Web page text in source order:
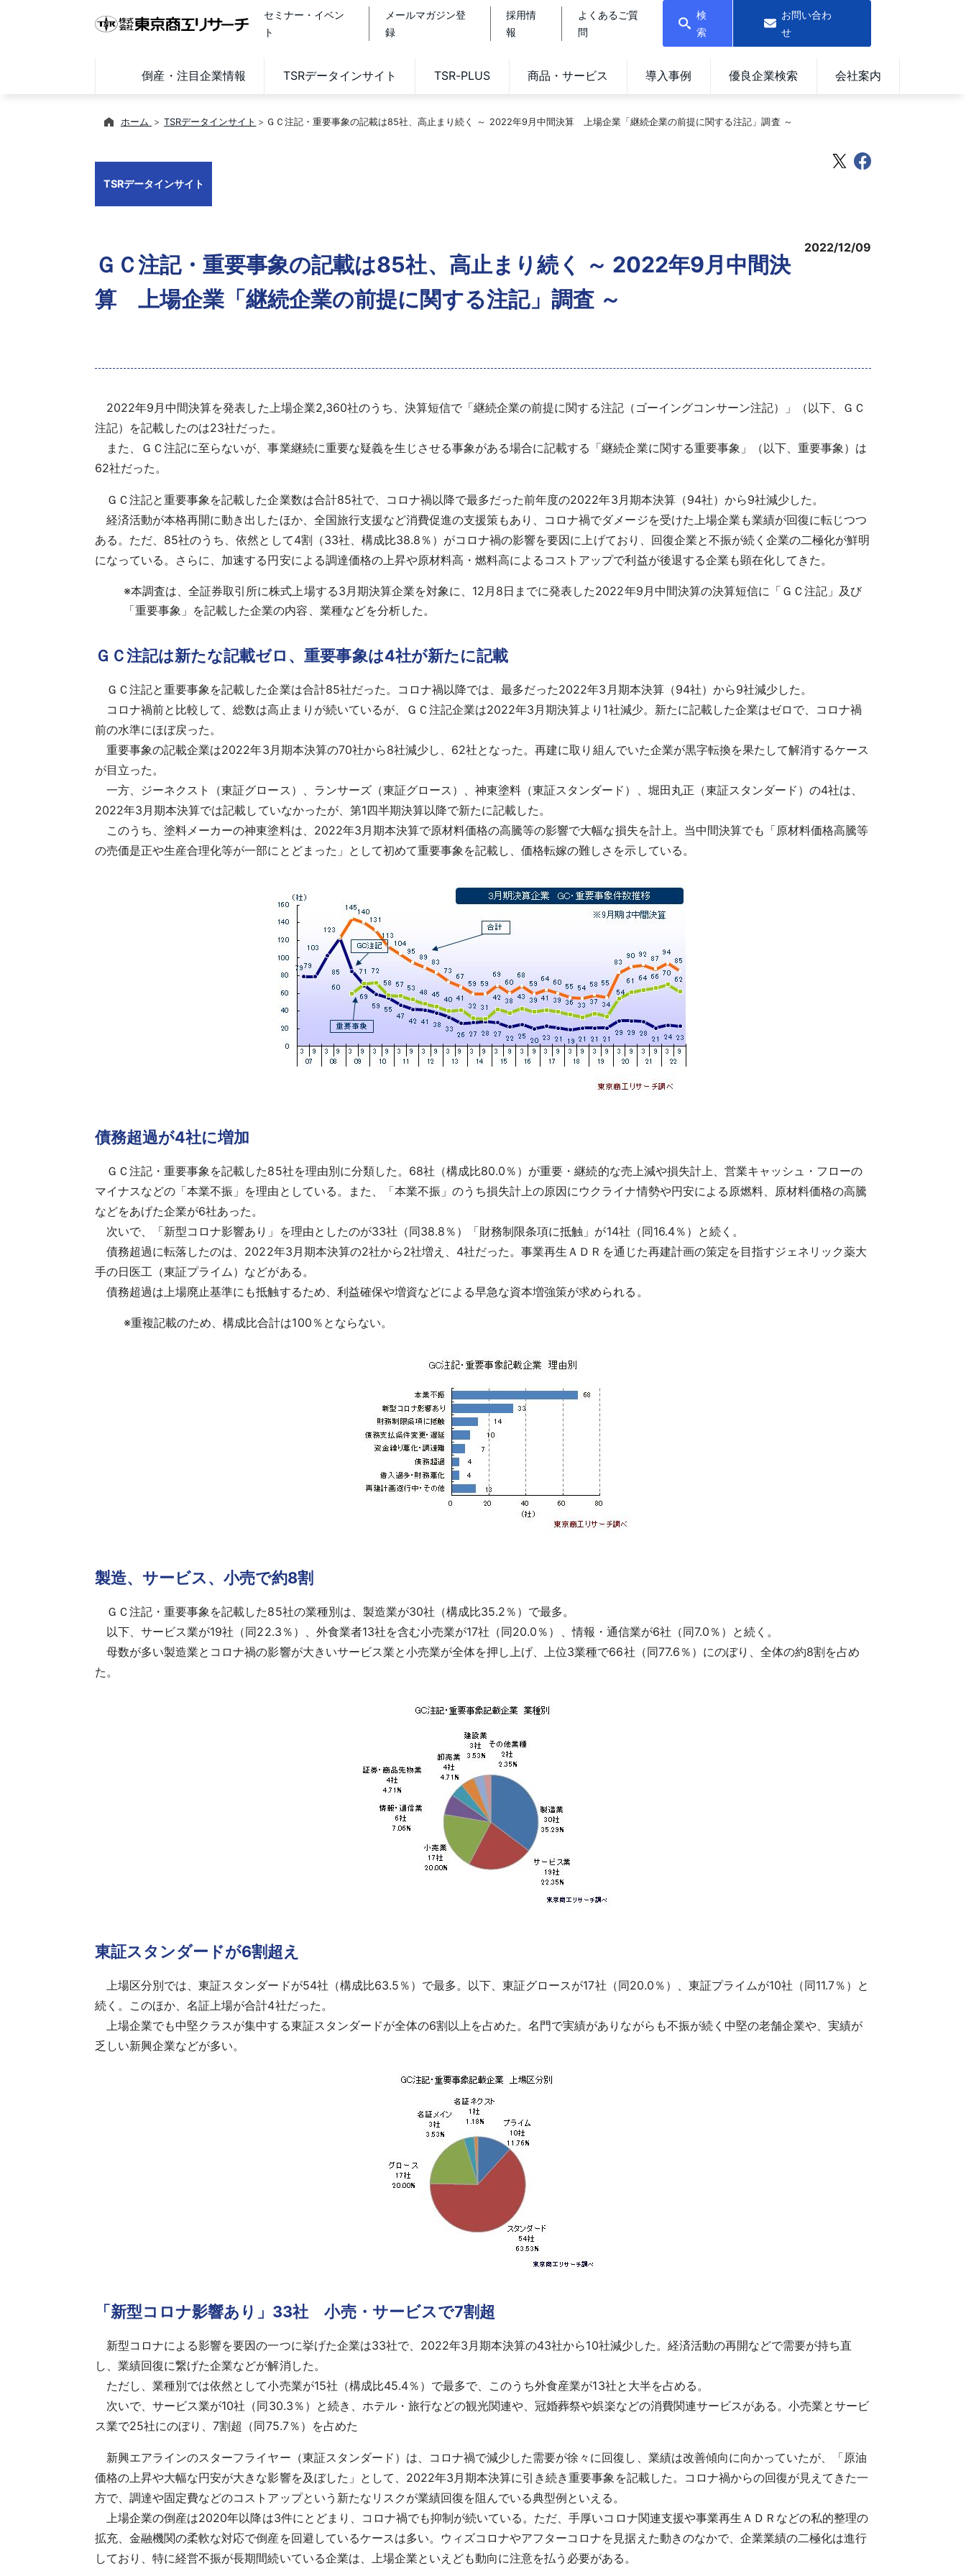
セミナー・イベン
ト
メールマガジン登
録
採用情
報
よくあるご質
問
検
索
お問い合わ
せ
倒産・注目企業情報 TSRデータインサイト TSR-PLUS 商品・サービス 導入事例 優良企業検索 会社案内
ホーム TSRデータインサイト ＧＣ注記・重要事象の記載は85社、高止まり続く ～ 2022年9月中間決算 上場企業「継続企業の前提に関する注記」調査 ～
TSRデータインサイト
ＧＣ注記・重要事象の記載は85社、高止まり続く ～ 2022年9月中間決
算 上場企業「継続企業の前提に関する注記」調査 ～
2022/12/09
2022年9月中間決算を発表した上場企業2,360社のうち、決算短信で「継続企業の前提に関する注記（ゴーイングコンサーン注記）」（以下、ＧＣ
注記）を記載したのは23社だった。
また、ＧＣ注記に至らないが、事業継続に重要な疑義を生じさせる事象がある場合に記載する「継続企業に関する重要事象」（以下、重要事象）は
62社だった。
ＧＣ注記と重要事象を記載した企業数は合計85社で、コロナ禍以降で最多だった前年度の2022年3月期本決算（94社）から9社減少した。
経済活動が本格再開に動き出したほか、全国旅行支援など消費促進の支援策もあり、コロナ禍でダメージを受けた上場企業も業績が回復に転じつつ
ある。ただ、85社のうち、依然として4割（33社、構成比38.8％）がコロナ禍の影響を要因に上げており、回復企業と不振が続く企業の二極化が鮮明
になっている。さらに、加速する円安による調達価格の上昇や原材料高・燃料高によるコストアップで利益が後退する企業も顕在化してきた。
※本調査は、全証券取引所に株式上場する3月期決算企業を対象に、12月8日までに発表した2022年9月中間決算の決算短信に「ＧＣ注記」及び
「重要事象」を記載した企業の内容、業種などを分析した。
ＧＣ注記は新たな記載ゼロ、重要事象は4社が新たに記載
ＧＣ注記と重要事象を記載した企業は合計85社だった。コロナ禍以降では、最多だった2022年3月期本決算（94社）から9社減少した。
コロナ禍前と比較して、総数は高止まりが続いているが、ＧＣ注記企業は2022年3月期決算より1社減少。新たに記載した企業はゼロで、コロナ禍
前の水準にほぼ戻った。
重要事象の記載企業は2022年3月期本決算の70社から8社減少し、62社となった。再建に取り組んでいた企業が黒字転換を果たして解消するケース
が目立った。
一方、ジーネクスト（東証グロース）、ランサーズ（東証グロース）、神東塗料（東証スタンダード）、堀田丸正（東証スタンダード）の4社は、
2022年3月期本決算では記載していなかったが、第1四半期決算以降で新たに記載した。
このうち、塗料メーカーの神東塗料は、2022年3月期本決算で原材料価格の高騰等の影響で大幅な損失を計上。当中間決算でも「原材料価格高騰等
の売価是正や生産合理化等が一部にとどまった」として初めて重要事象を記載し、価格転嫁の難しさを示している。
債務超過が4社に増加
ＧＣ注記・重要事象を記載した85社を理由別に分類した。68社（構成比80.0％）が重要・継続的な売上減や損失計上、営業キャッシュ・フローの
マイナスなどの「本業不振」を理由としている。また、「本業不振」のうち損失計上の原因にウクライナ情勢や円安による原燃料、原材料価格の高騰
などをあげた企業が6社あった。
次いで、「新型コロナ影響あり」を理由としたのが33社（同38.8％）「財務制限条項に抵触」が14社（同16.4％）と続く。
債務超過に転落したのは、2022年3月期本決算の2社から2社増え、4社だった。事業再生ＡＤＲを通じた再建計画の策定を目指すジェネリック薬大
手の日医工（東証プライム）などがある。
債務超過は上場廃止基準にも抵触するため、利益確保や増資などによる早急な資本増強策が求められる。
※重複記載のため、構成比合計は100％とならない。
製造、サービス、小売で約8割
ＧＣ注記・重要事象を記載した85社の業種別は、製造業が30社（構成比35.2％）で最多。
以下、サービス業が19社（同22.3％）、外食業者13社を含む小売業が17社（同20.0％）、情報・通信業が6社（同7.0％）と続く。
母数が多い製造業とコロナ禍の影響が大きいサービス業と小売業が全体を押し上げ、上位3業種で66社（同77.6％）にのぼり、全体の約8割を占め
た。
東証スタンダードが6割超え
上場区分別では、東証スタンダードが54社（構成比63.5％）で最多。以下、東証グロースが17社（同20.0％）、東証プライムが10社（同11.7％）と
続く。このほか、名証上場が合計4社だった。
上場企業でも中堅クラスが集中する東証スタンダードが全体の6割以上を占めた。名門で実績がありながらも不振が続く中堅の老舗企業や、実績が
乏しい新興企業などが多い。
「新型コロナ影響あり」33社 小売・サービスで7割超
新型コロナによる影響を要因の一つに挙げた企業は33社で、2022年3月期本決算の43社から10社減少した。経済活動の再開などで需要が持ち直
し、業績回復に繋げた企業などが解消した。
ただし、業種別では依然として小売業が15社（構成比45.4％）で最多で、このうち外食産業が13社と大半を占める。
次いで、サービス業が10社（同30.3％）と続き、ホテル・旅行などの観光関連や、冠婚葬祭や娯楽などの消費関連サービスがある。小売業とサービ
ス業で25社にのぼり、7割超（同75.7％）を占めた
新興エアラインのスターフライヤー（東証スタンダード）は、コロナ禍で減少した需要が徐々に回復し、業績は改善傾向に向かっていたが、「原油
価格の上昇や大幅な円安が大きな影響を及ぼした」として、2022年3月期本決算に引き続き重要事象を記載した。コロナ禍からの回復が見えてきた一
方で、調達や固定費などのコストアップという新たなリスクが業績回復を阻んでいる典型例といえる。
上場企業の倒産は2020年以降は3件にとどまり、コロナ禍でも抑制が続いている。ただ、手厚いコロナ関連支援や事業再生ＡＤＲなどの私的整理の
拡充、金融機関の柔軟な対応で倒産を回避しているケースは多い。ウィズコロナやアフターコロナを見据えた動きのなかで、企業業績の二極化は進行
しており、特に経営不振が長期間続いている企業は、上場企業といえども動向に注意を払う必要がある。